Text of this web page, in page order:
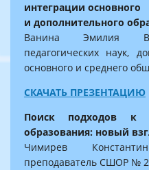
интеграции основного
и дополнительного
Ванина Эмилия
педагогических наук,
основного и среднего
СКАЧАТЬ ПРЕЗЕНТАЦИЮ
Поиск подходов к
образования: новый
Чимирев
преподаватель СШОР № 2